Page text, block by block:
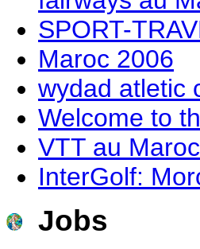
SPORT-
Maroc 2006
wydad atletic
Welcome to
VTT au
InterGolf:
Jobs